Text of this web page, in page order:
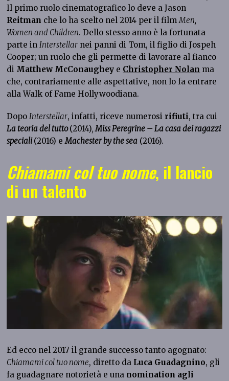
Il primo ruolo cinematografico lo deve a Jason
Reitman che lo ha scelto nel 2014 per il filmMen,
Women and Children. Dello stesso anno è la fortunata
parte inInterstellar nei panni di Tom, il figlio di Jospeh
Cooper; un ruolo che gli permette di lavorare al fianco
di Matthew McConaughey e Christopher Nolan ma
che, contrariamente alle aspettative, non lo fa entrare
alla Walk of Fame Hollywoodiana.
DopoInterstellar, infatti, riceve numerosi rifiuti, tra cui
La teoria del tutto(2014),Miss Peregrine – La casa dei ragazzi
speciali(2016) eMachester by the sea (2016).
Chiamami col tuo nome, il lancio
di un talento
Ed ecco nel 2017 il grande successo tanto agognato:
Chiamami col tuo nome, diretto da Luca Guadagnino, gli
fa guadagnare notorietà e una nomination agli